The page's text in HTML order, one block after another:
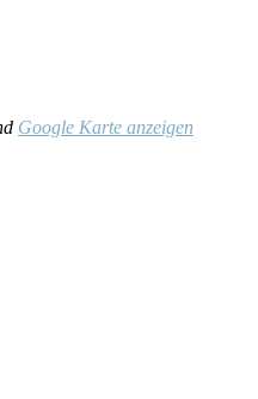
Google Karte anzeigen